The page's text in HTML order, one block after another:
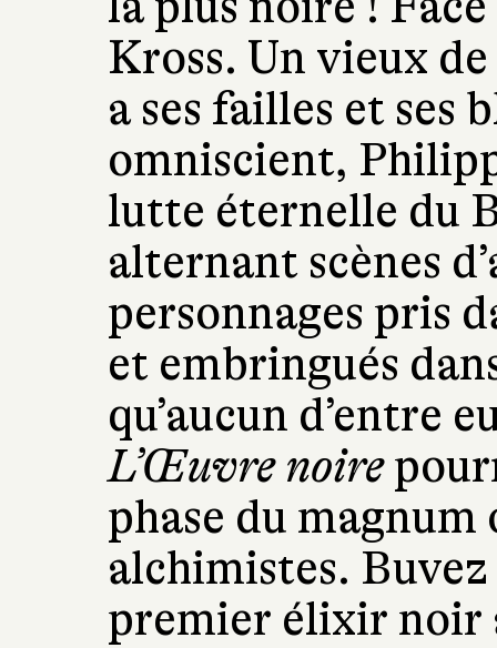
Kross. Un vieux
a ses failles et ses
omniscient,
lutte éternelle du
alternant scènes
personnages pris
et embringués
qu’aucun d’entre
L’Œuvre noire
phase du magnum
alchimistes.
premier élixir noir